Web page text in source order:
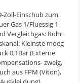
Zoll-Einschub zum
Gas 1/Fluessig 1
Vergleichgas: Rohr
Kleinste moeg
0,1Bar (Externe
zweig,
aus FPM (Viton),